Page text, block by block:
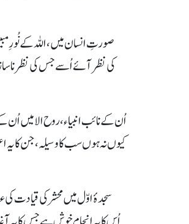
صورتِ انسان میں، اللہ کے نُورِ
کی نظر آئے اُسے جس کی نظر
اُن کے نائب انبیاء، روح الامیں اُن
کیوں نہ ہوں سب کا وسیلہ، جن کا یہ
سجدۂ اوّل میں محشر کی قیادت کی